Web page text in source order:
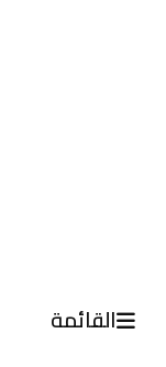
القائمة